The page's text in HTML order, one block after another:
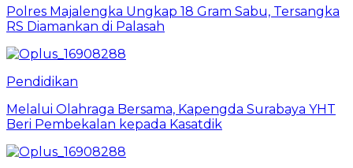
Polres Majalengka Ungkap 18 Gram Sabu, Tersangka
RS Diamankan di Palasah
Pendidikan
Melalui Olahraga Bersama, Kapengda Surabaya YHT
Beri Pembekalan kepada Kasatdik